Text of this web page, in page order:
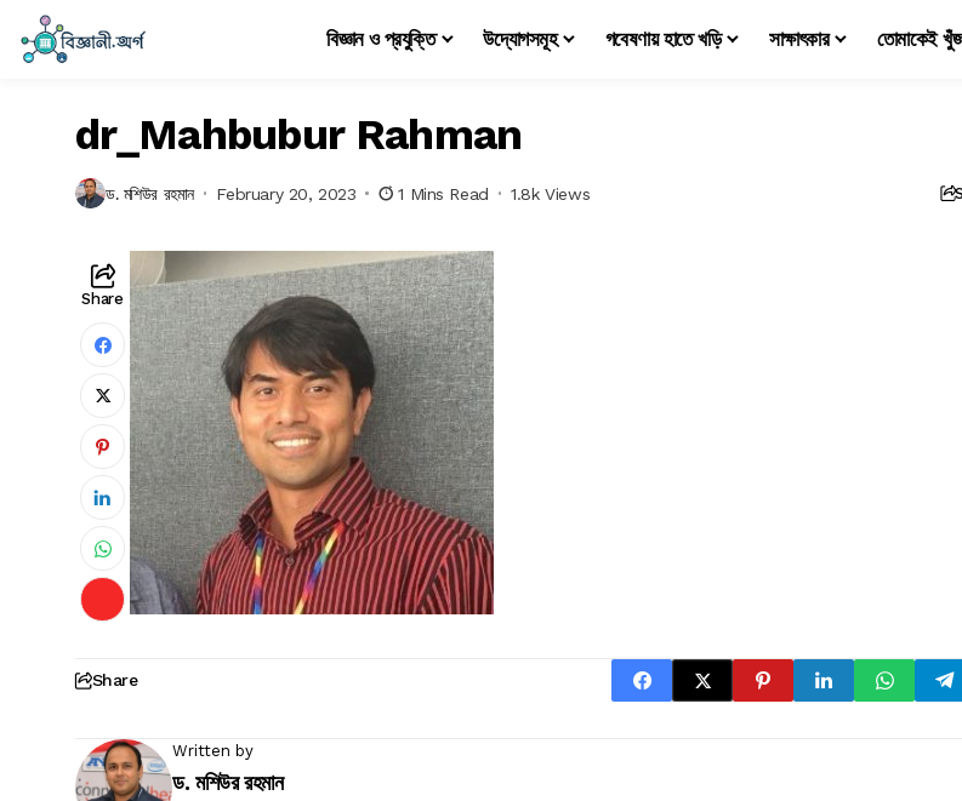
বিজ্ঞান ও প্রযুক্তি উদ্যোগসমূহ গবেষণায় হাতে খড়ি সাক্ষাৎকার তোমাকেই
dr_Mahbubur Rahman
ড. মশিউর রহমান February 20, 2023 1 Mins Read 1.8k Views
Share
Share
Written by
ড. মশিউর রহমান